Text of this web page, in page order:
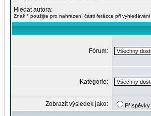
Hledat autora:
Znak * použijte pro nahrazení části řetězce při vyhledávání
Fórum:
Kategorie:
Zobrazit výsledek jako: Příspěvky